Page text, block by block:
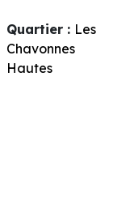
Quartier : Les
Chavonnes
Hautes